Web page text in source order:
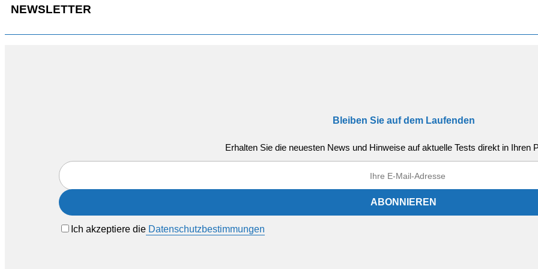
NEWSLETTER
Bleiben Sie auf dem Laufenden
Erhalten Sie die neuesten News und Hinweise auf aktuelle Tests direkt in Ihren
Ich akzeptiere die Datenschutzbestimmungen